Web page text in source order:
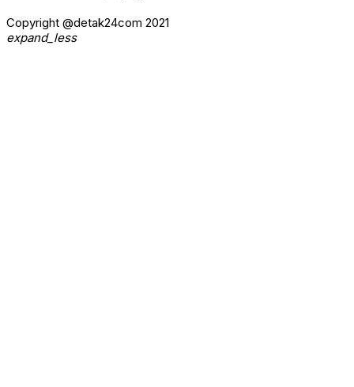
Copyright @detak24com 2021
expand_less